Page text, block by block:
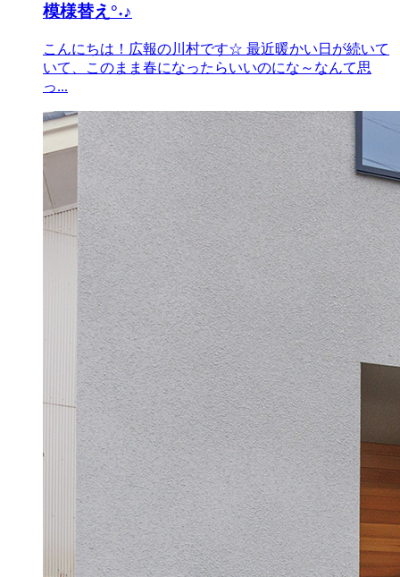
模様替え°˖♪
こんにちは！広報の川村です☆ 最近暖かい日が続いて
いて、このまま春になったらいいのにな～なんて思
っ...